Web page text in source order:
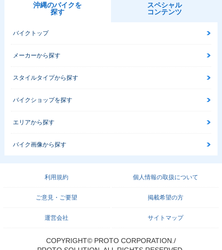
沖縄のバイクを
探す
スペシャル
コンテンツ
バイクトップ
メーカーから探す
スタイルタイプから探す
バイクショップを探す
エリアから探す
バイク画像から探す
利用規約 個人情報の取扱について
ご意見・ご要望 掲載希望の方
運営会社 サイトマップ
COPYRIGHT© PROTO CORPORATION./